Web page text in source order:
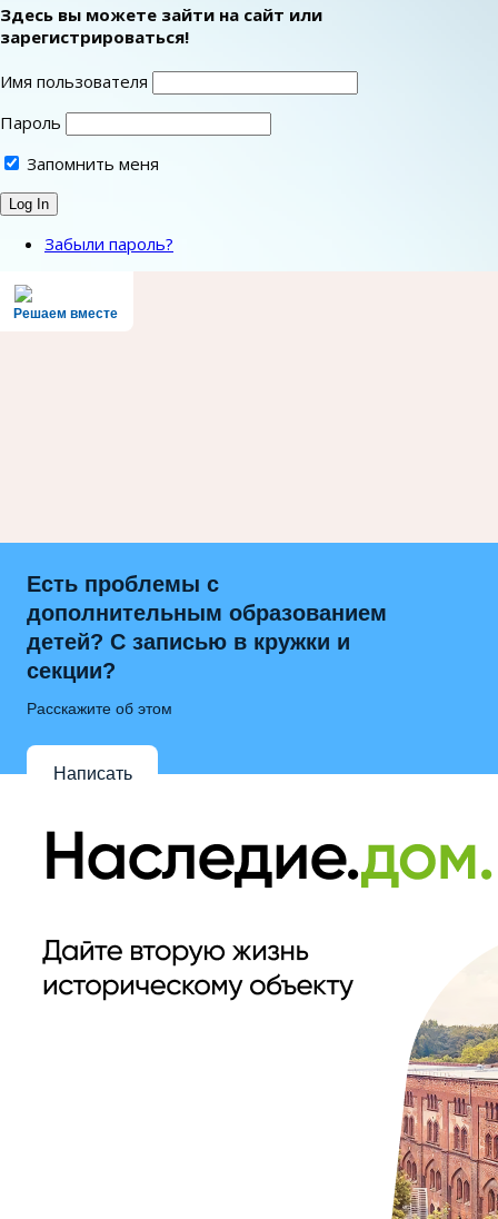
Здесь вы можете зайти на сайт или
зарегистрироваться!
Имя пользователя
Пароль
Запомнить меня
Забыли пароль?
Решаем вместе
Есть проблемы с
дополнительным образованием
детей? С записью в кружки и
секции?
Расскажите об этом
Написать